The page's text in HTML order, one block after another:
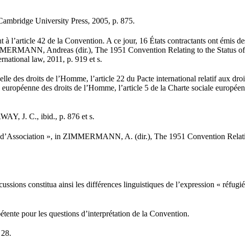
University Press, 2005, p. 875.
l’article 42 de la Convention. A ce jour, 16 États contractants ont émis
Andreas (dir.), The 1951 Convention Relating to the Status of
law, 2011, p. 919 et s.
des droits de l’Homme, l’article 22 du Pacte international relatif aux
des droits de l’Homme, l’article 5 de la Charte sociale
J. C., ibid., p. 876 et s.
», in ZIMMERMANN, A. (dir.), The 1951 Convention
constitua ainsi les différences linguistiques de l’expression «
pour les questions d’interprétation de la Convention.